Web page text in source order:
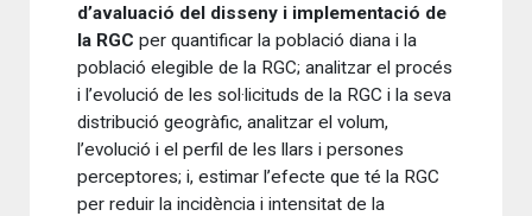
d’avaluació del disseny i implementació de
la RGC per quantificar la població diana i la
població elegible de la RGC; analitzar el procés
i l’evolució de les sol·licituds de la RGC i la seva
distribució geogràfic, analitzar el volum,
l’evolució i el perfil de les llars i persones
perceptores; i, estimar l’efecte que té la RGC
per reduir la incidència i intensitat de la